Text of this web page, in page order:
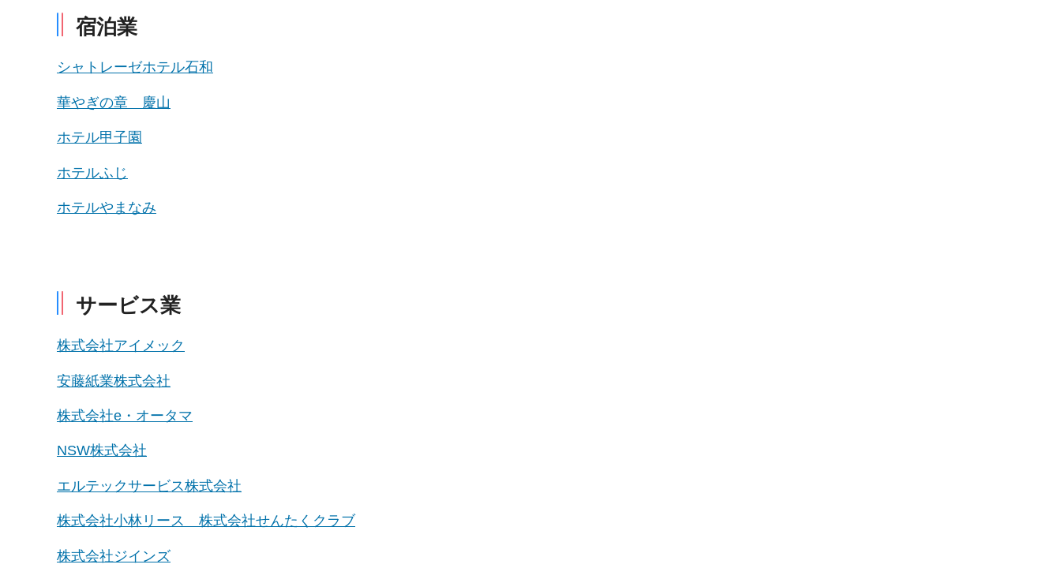
宿泊業
シャトレーゼホテル石和
華やぎの章 慶山
ホテル甲子園
ホテルふじ
ホテルやまなみ
サービス業
株式会社アイメック
安藤紙業株式会社
株式会社e・オータマ
NSW株式会社
エルテックサービス株式会社
株式会社小林リース 株式会社せんたくクラブ
株式会社ジインズ